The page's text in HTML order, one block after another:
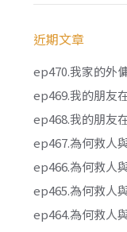
近期文章
ep470.我家的外
ep469.我的朋友
ep468.我的朋友
ep467.為何救人
ep466.為何救人
ep465.為何救人
ep464.為何救人